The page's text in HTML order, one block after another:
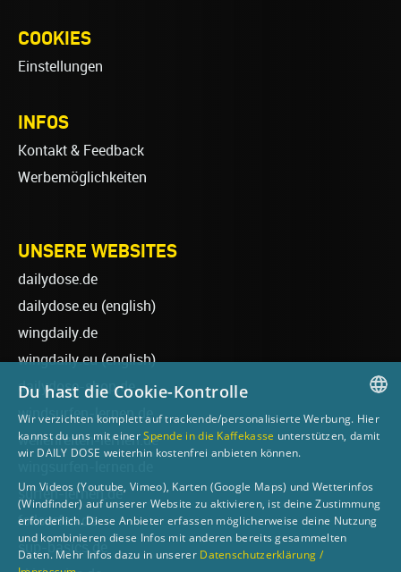
COOKIES
Einstellungen
INFOS
Kontakt & Feedback
Werbemöglichkeiten
UNSERE WEBSITES
dailydose.de
dailydose.eu (english)
wingdaily.de
wingdaily.eu(english)
dailydose-shop.de
windsurfen-lernen.de
wellenreiten-lernen.de
surfen-lernen.de
foilsurfen.de
sup-basics.de
GERMAN
Du hast die Cookie-Kontrolle
Wir verzichten komplett auf trackende/personalisierte Werbung. Hier
kannst du uns mit einerSpende in die Kaffekasse unterstützen, damit
wir DAILY DOSE weiterhin kostenfrei anbieten können.
Um Videos (Youtube, Vimeo), Karten (Google Maps) und Wetterinfos
(Windfinder) auf unserer Website zu aktivieren, ist deine Zustimmung
erforderlich. Diese Anbieter erfassen möglicherweise deine Nutzung
und kombinieren diese Infos mit anderen bereits gesammelten
Daten. Mehr Infos dazu in unserer Datenschutzerklärung /